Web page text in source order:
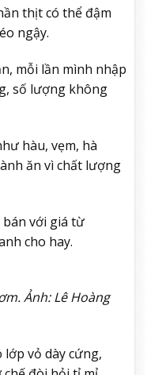
thịt có thể đậm
ngậy.
mỗi lần mình nhập
số lượng không
hàu, vẹm, hà
ăn vì chất lượng
với giá từ
cho hay.
Ảnh: Lê Hoàng
vỏ dày cứng,